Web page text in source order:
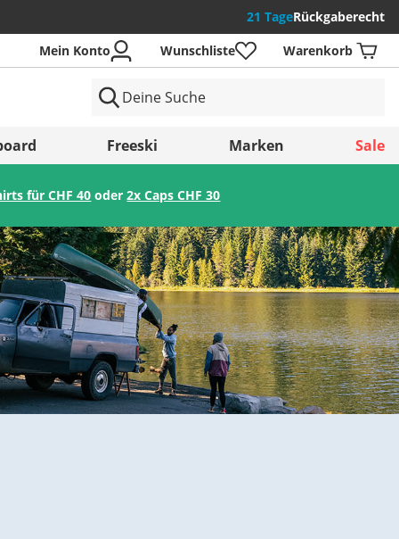
21 TageRückgaberecht
Speichern
Mein Konto Wunschliste Warenkorb
Freeski Marken Sale
für CHF 40 oder2x Caps CHF 30